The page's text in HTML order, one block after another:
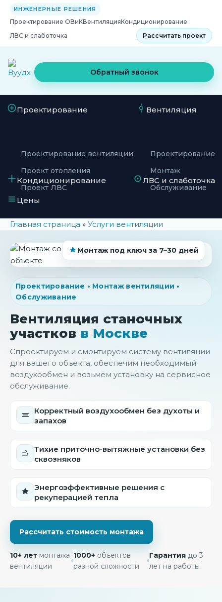
ИНЖЕНЕРНЫЕ РЕШЕНИЯ
Проектирование ОВиКВентиляцияКондиционирование
ЛВС и слаботочка
Рассчитать проект
Обратный звонок
Проектирование
Проектирование вентиляции
Проект отопления
Проект ЛВС
Вентиляция
Проектирование
Монтаж
Обслуживание
Кондиционирование ЛВС и слаботочка
Цены
Главная страница » Услуги вентиляции
Проектирование • Монтаж вентиляции •
Обслуживание
Вентиляция станочных
участков в Москве
Спроектируем и смонтируем систему вентиляции
для вашего объекта, обеспечим необходимый
воздухообмен и возьмём установку на сервисное
обслуживание.
Корректный воздухообмен без духоты и
запахов
Тихие приточно-вытяжные установки без
сквозняков
Энергоэффективные решения с
рекуперацией тепла
Рассчитать стоимость монтажа
10+ лет монтажа
вентиляции
1000+ объектов
разной сложности
Гарантиядо 3
лет на работы
Монтаж под ключ за 7–30 дней